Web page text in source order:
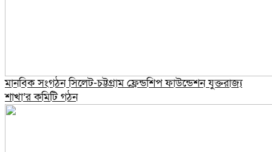
মানবিক সংগঠন সিলেট-চট্টগ্রাম ফ্রেন্ডশিপ ফাউন্ডেশন যুক্তরাজ্য
শাখা’র কমিটি গঠন